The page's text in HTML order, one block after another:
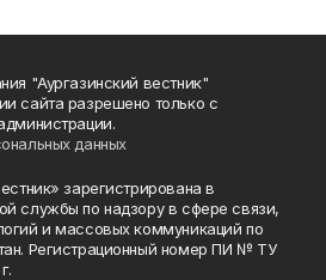
"Аургазинский вестник"
сайта разрешено только с
данных
зарегистрирована в
службы по надзору в сфере связи,
и массовых коммуникаций по
Регистрационный номер ПИ № ТУ